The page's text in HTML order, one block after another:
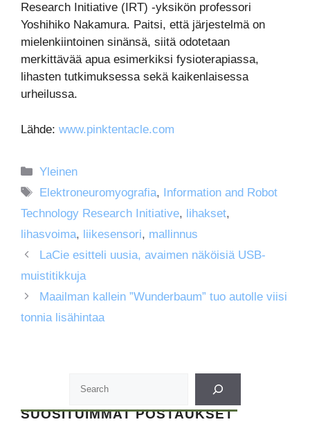
Research Initiative (IRT) -yksikön professori
Yoshihiko Nakamura. Paitsi, että järjestelmä on
mielenkiintoinen sinänsä, siitä odotetaan
merkittävää apua esimerkiksi fysioterapiassa,
lihasten tutkimuksessa sekä kaikenlaisessa
urheilussa.
Lähde: www.pinktentacle.com
Kategoriat
Yleinen
Avainsanat
Elektroneuromyografia, Information and Robot
Technology Research Initiative, lihakset,
lihasvoima, liikesensori, mallinnus
LaCie esitteli uusia, avaimen näköisiä USB-
muistitikkuja
Maailman kallein ”Wunderbaum” tuo autolle viisi
tonnia lisähintaa
SUOSITUIMMAT POSTAUKSET